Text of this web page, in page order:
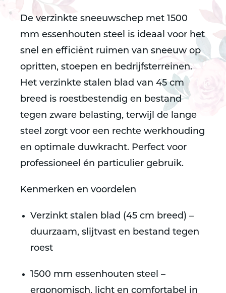
De verzinkte sneeuwschep met 1500
mm essenhouten steel is ideaal voor het
snel en efficiënt ruimen van sneeuw op
opritten, stoepen en bedrijfsterreinen.
Het verzinkte stalen blad van 45 cm
breed is roestbestendig en bestand
tegen zware belasting, terwijl de lange
steel zorgt voor een rechte werkhouding
en optimale duwkracht. Perfect voor
professioneel én particulier gebruik.
Kenmerken en voordelen
Verzinkt stalen blad (45 cm breed) –
duurzaam, slijtvast en bestand tegen
roest
1500 mm essenhouten steel –
ergonomisch, licht en comfortabel in